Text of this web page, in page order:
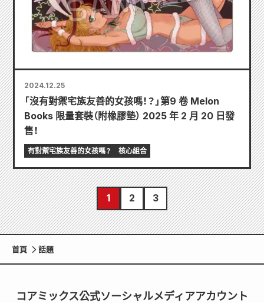
2024.12.25
「沒有對禦宅族友善的女孩嗎！？」第9 卷 Melon
Books 限量套裝（附橡膠墊） 2025 年 2 月 20 日發
售！
有對禦宅族友善的女孩嗎？ 核心組合
1 2 3
首頁 話題
コアミックス公式ソーシャルメディアアカウント